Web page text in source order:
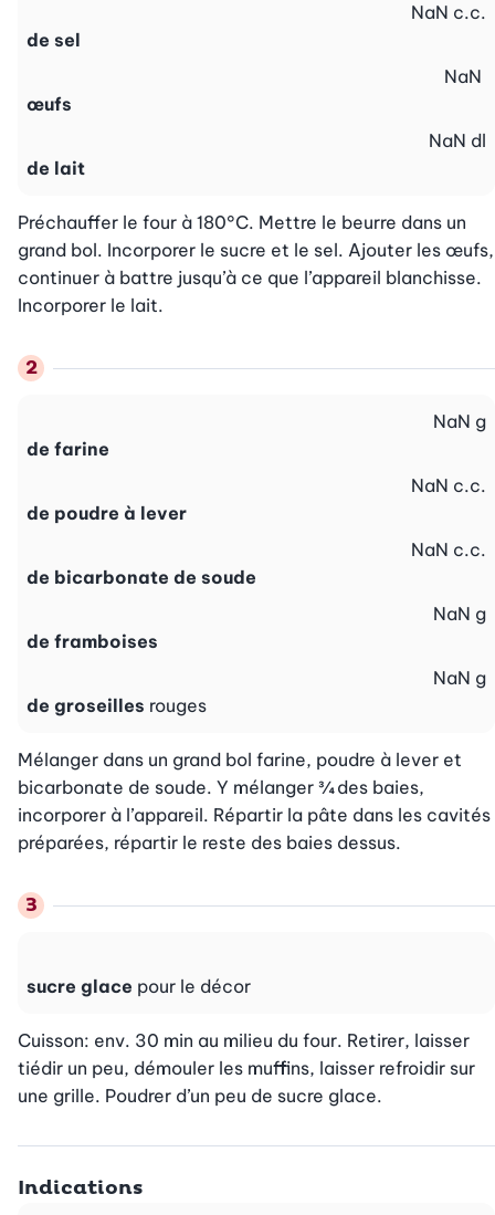
de sel
NaN c.c.
œufs
NaN
de lait
NaN dl
Préchauffer le four à 180°C. Mettre le beurre dans un
grand bol. Incorporer le sucre et le sel. Ajouter les œufs,
continuer à battre jusqu’à ce que l’appareil blanchisse.
Incorporer le lait.
de farine
NaN g
de poudre à lever
NaN c.c.
de bicarbonate de soude
NaN c.c.
de framboises
NaN g
de groseilles rouges
NaN g
Mélanger dans un grand bol farine, poudre à lever et
bicarbonate de soude. Y mélanger ¾ des baies,
incorporer à l’appareil. Répartir la pâte dans les cavités
préparées, répartir le reste des baies dessus.
sucre glace pour le décor
Cuisson: env. 30 min au milieu du four. Retirer, laisser
tiédir un peu, démouler les muffins, laisser refroidir sur
une grille. Poudrer d’un peu de sucre glace.
Indications